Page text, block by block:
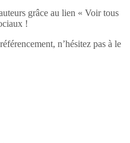
grâce au lien « Voir tous
!
n’hésitez pas à le